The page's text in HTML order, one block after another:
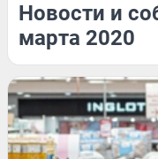
Новости и
марта 2020